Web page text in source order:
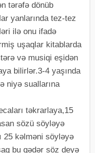
tərəfə dönüb
yanlarında tez-tez
ilə onu ifadə
uşaqlar kitablarda
və musiqi eşidən
bilirlər.3-4 yaşında
niyə suallarına
təkrarlaya,15
sözü söyləyə
25 kəlməni söyləyə
bu qədər söz deyə